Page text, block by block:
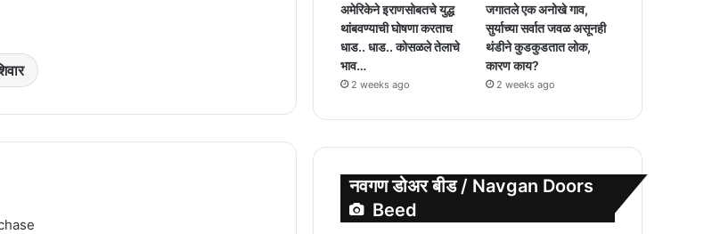
अमेरिकेने इराणसोबतचे युद्ध
थांबवण्याची घोषणा करताच
धाड.. धाड.. कोसळले तेलाचे
भाव…
2 weeks ago
जगातले एक अनोखे गाव,
सुर्याच्या सर्वात जवळ असूनही
थंडीने कुडकुडतात लोक,
कारण काय?
2 weeks ago
नवगण डोअर बीड / Navgan Doors
Beed